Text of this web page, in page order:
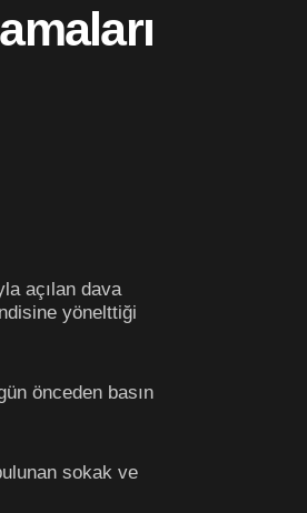
açılan dava
yönelttiği
önceden basın
sokak ve